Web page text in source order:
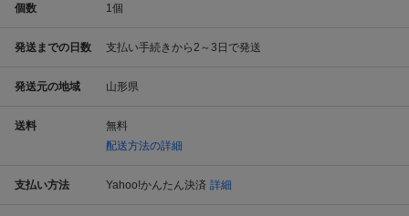
個数 1個
発送までの日数 支払い手続きから2～3日で発送
発送元の地域 山形県
送料
無料
配送方法の詳細
支払い方法 Yahoo!かんたん決済 詳細